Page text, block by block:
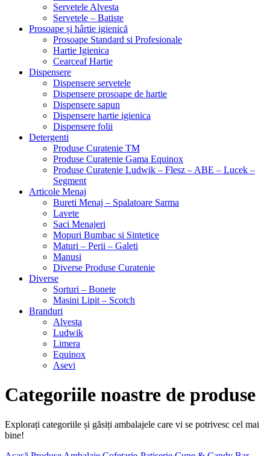
Servetele Alvesta
Servetele – Batiste
Prosoape și hârtie igienică
Prosoape Standard si Profesionale
Hartie Igienica
Cearceaf Hartie
Dispensere
Dispensere servetele
Dispensere prosoape de hartie
Dispensere sapun
Dispensere hartie igienica
Dispensere folii
Detergenti
Produse Curatenie TM
Produse Curatenie Gama Equinox
Produse Curatenie Ludwik – Flesz – ABE – Lucek –
Segment
Articole Menaj
Bureti Menaj – Spalatoare Sarma
Lavete
Saci Menajeri
Mopuri Bumbac si Sintetice
Maturi – Perii – Galeti
Manusi
Diverse Produse Curatenie
Diverse
Sorturi – Bonete
Masini Lipit – Scotch
Branduri
Alvesta
Ludwik
Limera
Equinox
Asevi
Categoriile noastre de produse
Explorați categoriile și găsiți ambalajele care vi se potrivesc cel mai
bine!